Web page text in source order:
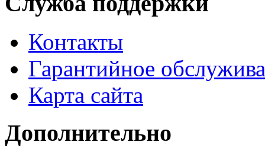
Контакты
Гарантийное
Карта сайта
Дополнительно